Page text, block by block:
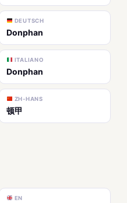
DEUTSCH
Donphan
ITALIANO
Donphan
ZH-HANS
顿甲
EN